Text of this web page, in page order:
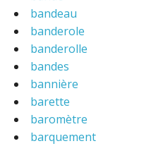
bandeau
banderole
banderolle
bandes
bannière
barette
baromètre
barquement